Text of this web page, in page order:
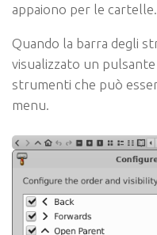
appaiono per le cartelle.
Quando la barra degli
visualizzato un
strumenti che può
menu.